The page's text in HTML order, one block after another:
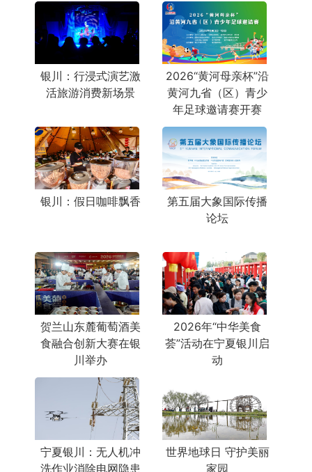
银川：行浸式演艺激
活旅游消费新场景
2026“黄河母亲杯”沿
黄河九省（区）青少
年足球邀请赛开赛
银川：假日咖啡飘香
第五届大象国际传播
论坛
贺兰山东麓葡萄酒美
食融合创新大赛在银
川举办
2026年“中华美食
荟”活动在宁夏银川启
动
宁夏银川：无人机冲
洗作业消除电网隐患
世界地球日 守护美丽
家园